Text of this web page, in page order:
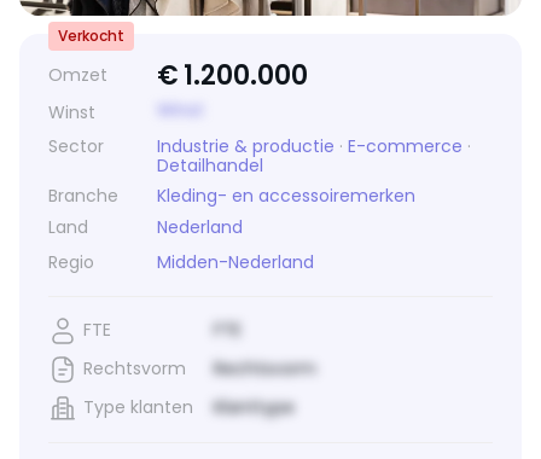
Omzet €1.200.000
Winst
Sector
Industrie & productie · E-commerce ·
Detailhandel
Branche
Kleding- en accessoiremerken
Land
Nederland
Regio
Midden-Nederland
Verkocht
FTE
FTE
Rechtsvorm
Rechtsvorm
Type klanten
Klanttype